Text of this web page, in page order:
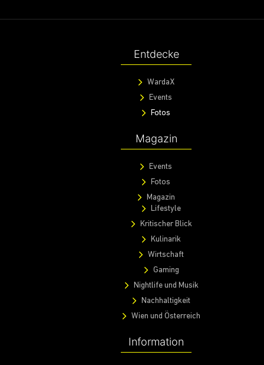
Entdecke
WardaX
Events
Fotos
Magazin
Events
Fotos
Magazin
Lifestyle
Kritischer Blick
Kulinarik
Wirtschaft
Gaming
Nightlife und Musik
Nachhaltigkeit
Wien und Österreich
Information